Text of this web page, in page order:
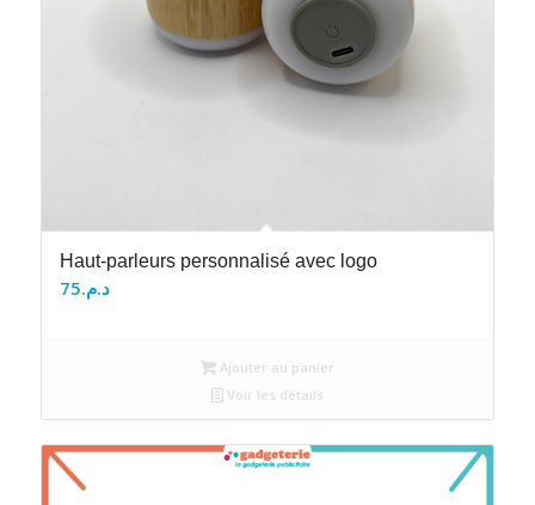
Haut-parleurs personnalisé avec logo
د.م.75
Ajouter au panier
Voir les détails